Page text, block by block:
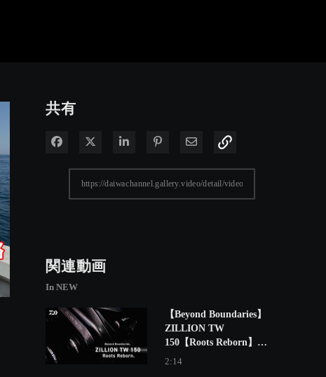
共有
Facebook で共有
Xで共有する
LinkedIn で共有
Pinterest に投稿電子メールで共有
関連動画
In NEW
【Beyond Boundaries】
ZILLION TW
150【Roots Reborn】｜
Ultimate BASS by
2:14